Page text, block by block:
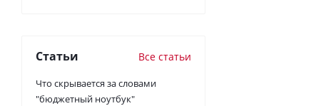
Статьи Все статьи
Что скрывается за словами
"бюджетный ноутбук"